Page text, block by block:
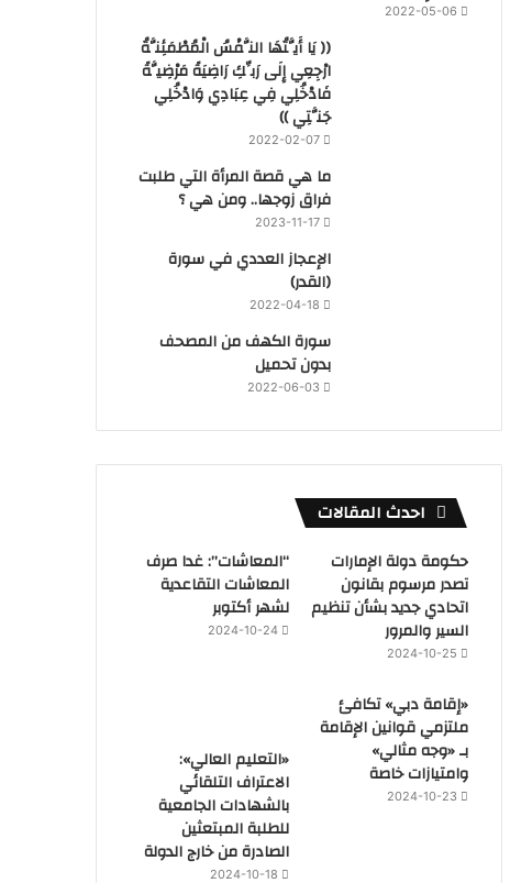
2022-05-06
(( يَا أَيَّتُهَا النَّفْسُ الْمُطْمَئِنَّةُ
ارْجِعِي إِلَى رَبِّكِ رَاضِيَةً مَرْضِيَّةً
فَادْخُلِي فِي عِبَادِي وَادْخُلِي
جَنَّتِي ))
2022-02-07
ما هي قصة المرأة التي طلبت
فراق زوجها.. ومن هي ؟
2023-11-17
‏الإعجاز العددي في سورة
(القدر)
2022-04-18
سورة الكهف من المصحف
بدون تحميل
2022-06-03
احدث المقالات
حكومة دولة الإمارات
تصدر مرسوم بقانون
اتحادي جديد بشأن تنظيم
السير والمرور
2024-10-25
“المعاشات”: غدا صرف
المعاشات التقاعدية
لشهر أكتوبر
2024-10-24
«إقامة دبي» تكافئ
ملتزمي قوانين الإقامة
بـ «وجه مثالي»
وامتيازات خاصة
2024-10-23
«التعليم العالي»:
الاعتراف التلقائي
بالشهادات الجامعية
للطلبة المبتعثين
الصادرة من خارج الدولة
2024-10-18